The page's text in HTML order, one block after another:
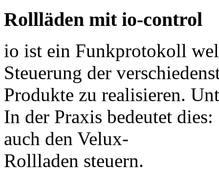
Rollläden mit io-control
io ist ein Funkprotokoll
Steuerung der
Produkte zu realisieren.
In der Praxis bedeutet
auch den Velux-
Rollladen steuern.